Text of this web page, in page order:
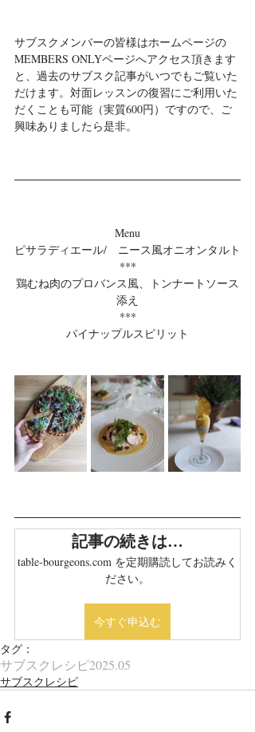
サブスクメンバーの皆様はホームページの
MEMBERS ONLYページへアクセス頂きます
と、過去のサブスク記事がいつでもご覧いた
だけます。対面レッスンの復習にご利用いた
だくことも可能（実質600円）ですので、ご
興味ありましたら是非。
Menu
ピサラディエール/　ニース風オニオンタルト
***
鶏むね肉のプロバンス風、トンナートソース
添え
***
パイナップルスピリット
記事の続きは…
table-bourgeons.com を定期購読してお読みく
ださい。
今すぐ申込む
タグ：
サブスクレシピ2025.05
サブスクレシピ